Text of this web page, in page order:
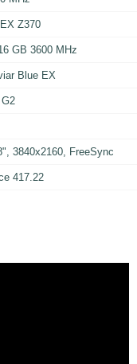
Z370
GB 3600 MHz
Blue EX
3840x2160, FreeSync
417.22